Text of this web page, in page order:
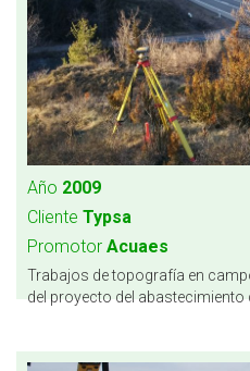
Año 2009
Cliente Typsa
Promotor Acuaes
Trabajos de topografía en
del proyecto del abastecimiento